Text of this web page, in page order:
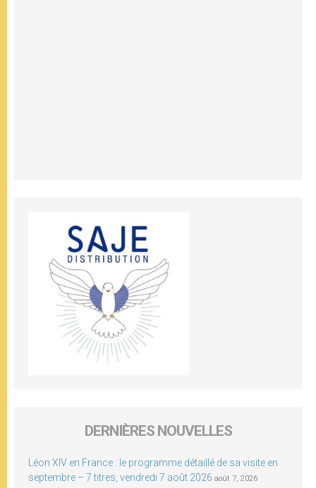
DERNIÈRES NOUVELLES
Léon XIV en France : le programme détaillé de sa visite en
septembre – 7 titres, vendredi 7 août 2026 août 7, 2026